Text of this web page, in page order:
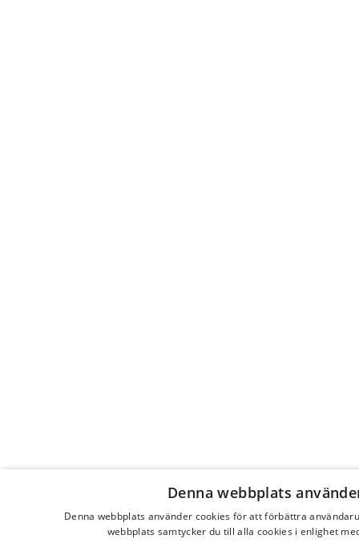
Denna webbplats
Denna webbplats använder cookies för att förbättra
webbplats samtycker du till alla cookies i enlighet